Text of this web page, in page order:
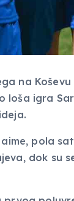
na Koševu
loša igra
pola
dok su